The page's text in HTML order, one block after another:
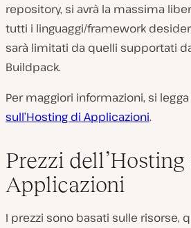
repository, si avrà la massima
tutti i linguaggi/framework
sarà limitati da quelli supportati
Buildpack.
Per maggiori informazioni, si legga
sull’Hosting di Applicazioni.
Prezzi dell’Hosting
Applicazioni
I prezzi sono basati sulle risorse,